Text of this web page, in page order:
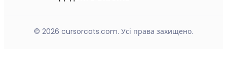
© 2026 cursorcats.com. Усі права захищено.